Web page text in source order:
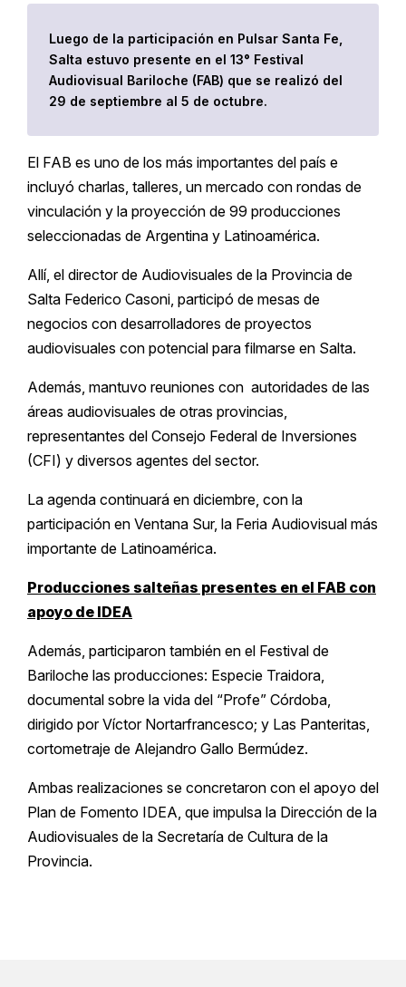
Luego de la participación en Pulsar Santa Fe,
Salta estuvo presente en el 13° Festival
Audiovisual Bariloche (FAB) que se realizó del
29 de septiembre al 5 de octubre.
El FAB es uno de los más importantes del país e
incluyó charlas, talleres, un mercado con rondas de
vinculación y la proyección de 99 producciones
seleccionadas de Argentina y Latinoamérica.
Allí, el director de Audiovisuales de la Provincia de
Salta Federico Casoni, participó de mesas de
negocios con desarrolladores de proyectos
audiovisuales con potencial para filmarse en Salta.
Además, mantuvo reuniones con autoridades de las
áreas audiovisuales de otras provincias,
representantes del Consejo Federal de Inversiones
(CFI) y diversos agentes del sector.
La agenda continuará en diciembre, con la
participación en Ventana Sur, la Feria Audiovisual más
importante de Latinoamérica.
Producciones salteñas presentes en el FAB con
apoyo de IDEA
Además, participaron también en el Festival de
Bariloche las producciones: Especie Traidora,
documental sobre la vida del “Profe” Córdoba,
dirigido por Víctor Nortarfrancesco; y Las Panteritas,
cortometraje de Alejandro Gallo Bermúdez.
Ambas realizaciones se concretaron con el apoyo del
Plan de Fomento IDEA, que impulsa la Dirección de la
Audiovisuales de la Secretaría de Cultura de la
Provincia.